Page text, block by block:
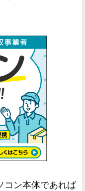
コン本体であれば